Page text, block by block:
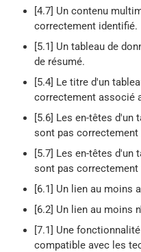
[4.7] Un contenu
correctement identifié.
[5.1] Un tableau de
de résumé.
[5.4] Le titre d'un
correctement associé
[5.6] Les en-têtes d'un
sont pas correctement
[5.7] Les en-têtes d'un
sont pas
[6.1] Un lien au moins
[6.2] Un lien au moins
[7.1] Une
compatible avec les